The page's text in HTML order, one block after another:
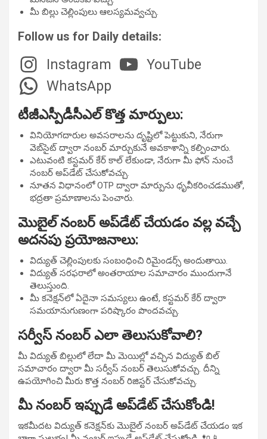
మీ బిల్లు చెల్లింపులు ఆలస్యమవ్వచ్చు.
Follow us for Daily details:
Instagram
YouTube
WhatsApp
టీజీఎస్పీడీసీఎల్ కొత్త మార్పులు:
వినియోగదారుల అవసరాలను దృష్టిలో పెట్టుకుని, నేరుగా
వెబ్‌సైట్ ద్వారా నంబర్ మార్చుకునే అవకాశాన్ని కల్పించారు.
ఎటువంటి కస్టమర్ కేర్ కాల్ లేకుండా, నేరుగా మీ ఫోన్ నుంచే
నంబర్ అప్‌డేట్ చేసుకోవచ్చు.
నూతన విధానంలో OTP ద్వారా మార్పును ధృవీకరించడముతో,
భద్రతా ప్రమాణాలను పెంచారు.
మొబైల్ నంబర్ అప్‌డేట్ చేయడం వల్ల వచ్చే
అదనపు ప్రయోజనాలు:
విద్యుత్ చెల్లింపులకు సంబంధించి రిమైండర్స్ అందుతాయి.
విద్యుత్ సరఫరాలో అంతరాయాల సమాచారం ముందుగానే
తెలుస్తుంది.
మీ కనెక్షన్‌లో ఏదైనా సమస్యలు ఉంటే, కస్టమర్ కేర్ ద్వారా
సమయానుగుణంగా పరిష్కారం పొందవచ్చు.
సర్వీస్ నంబర్ ఎలా తెలుసుకోవాలి?
మీ విద్యుత్ బిల్లులో లేదా మీ మెయిల్లో వచ్చిన విద్యుత్ బిల్
సమాచారం ద్వారా మీ సర్వీస్ నంబర్ తెలుసుకోవచ్చు. దీన్ని
ఉపయోగించి మీరు కొత్త నంబర్ రిజిస్టర్ చేసుకోవచ్చు.
మీ నంబర్ ఇప్పుడే అప్‌డేట్ చేసుకోండి!
ఇకమీదట విద్యుత్ కనెక్షన్‌కు మొబైల్ నంబర్ అప్‌డేట్ చేయడం ఇక